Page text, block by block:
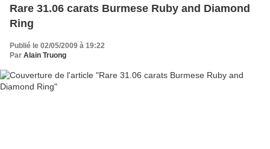
Rare 31.06 carats Burmese Ruby and Diamond
Ring
Publié le 02/05/2009 à 19:22
Par Alain Truong